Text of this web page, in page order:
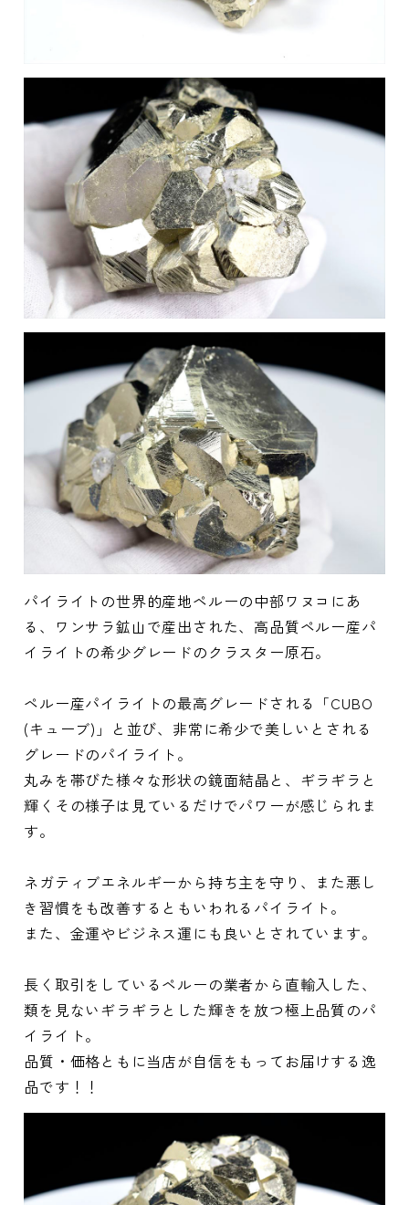
パイライトの世界的産地ペルーの中部ワヌコにあ
る、ワンサラ鉱山で産出された、高品質ペルー産パ
イライトの希少グレードのクラスター原石。
ペルー産パイライトの最高グレードされる「CUBO
(キューブ)」と並び、非常に希少で美しいとされる
グレードのパイライト。
丸みを帯びた様々な形状の鏡面結晶と、ギラギラと
輝くその様子は見ているだけでパワーが感じられま
す。
ネガティブエネルギーから持ち主を守り、また悪し
き習慣をも改善するともいわれるパイライト。
また、金運やビジネス運にも良いとされています。
長く取引をしているペルーの業者から直輸入した、
類を見ないギラギラとした輝きを放つ極上品質のパ
イライト。
品質・価格ともに当店が自信をもってお届けする逸
品です！！